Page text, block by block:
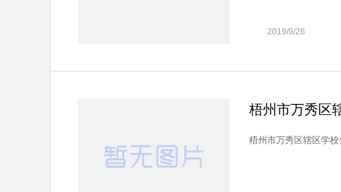
2019/9/26
梧州市万秀区
梧州市万秀区辖区学